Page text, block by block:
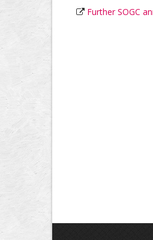
Further SOGC